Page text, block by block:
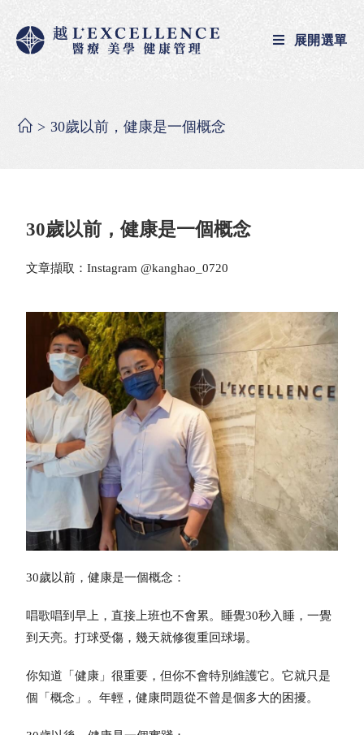
展開選單
> 30歲以前，健康是一個概念
30歲以前，健康是一個概念
文章擷取：Instagram @kanghao_0720
30歲以前，健康是一個概念：
唱歌唱到早上，直接上班也不會累。睡覺30秒入睡，一覺
到天亮。打球受傷，幾天就修復重回球場。
你知道「健康」很重要，但你不會特別維護它。它就只是
個「概念」。年輕，健康問題從不曾是個多大的困擾。